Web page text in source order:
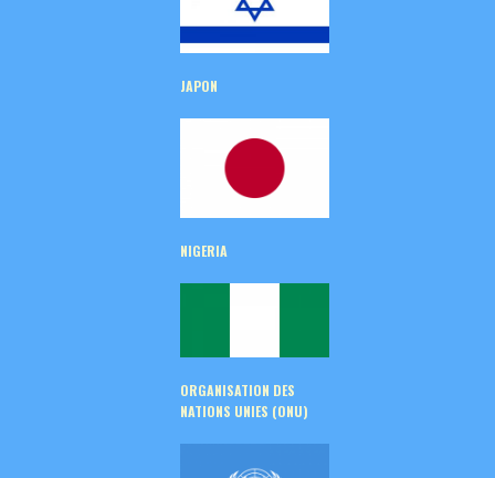
JAPON
NIGERIA
ORGANISATION DES
NATIONS UNIES (ONU)